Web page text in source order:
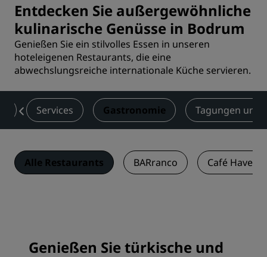
Entdecken Sie außergewöhnliche
kulinarische Genüsse in Bodrum
Genießen Sie ein stilvolles Essen in unseren
hoteleigenen Restaurants, die eine
abwechslungsreiche internationale Küche servieren.
Services Gastronomie Tagungen und
Alle Restaurants BARranco Café Haven
Genießen Sie türkische und